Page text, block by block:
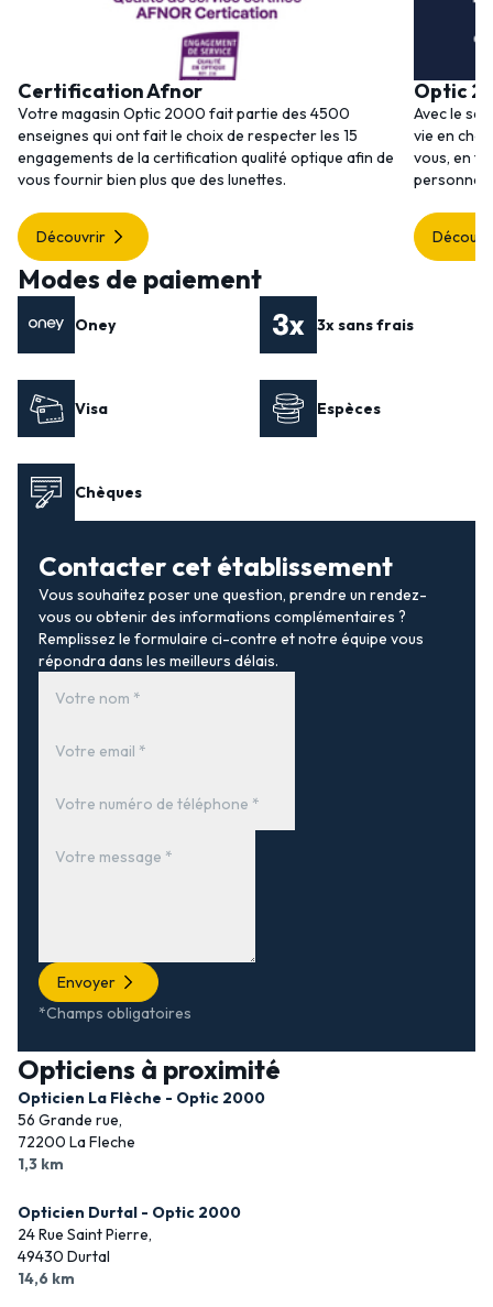
Certification Afnor
Votre magasin Optic 2000 fait partie des 4500
enseignes qui ont fait le choix de respecter les 15
engagements de la certification qualité optique afin de
vous fournir bien plus que des lunettes.
Découvrir
Optic
Avec le
vie en
vous, en
Modes de paiement
Oney 3x sans frais
Visa Espèces
Chèques
Contacter cet établissement
Vous souhaitez poser une question, prendre un rendez-
vous ou obtenir des informations complémentaires ?
Remplissez le formulaire ci-contre et notre équipe vous
répondra dans les meilleurs délais.
Envoyer
*Champs obligatoires
Opticiens à proximité
Opticien La Flèche - Optic 2000
56 Grande rue,
72200 La Fleche
1,3 km
Opticien Durtal - Optic 2000
24 Rue Saint Pierre,
49430 Durtal
14,6 km